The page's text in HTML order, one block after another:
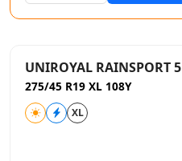
UNIROYAL RAINSPORT 5
275/45 R19 XL 108Y
XL